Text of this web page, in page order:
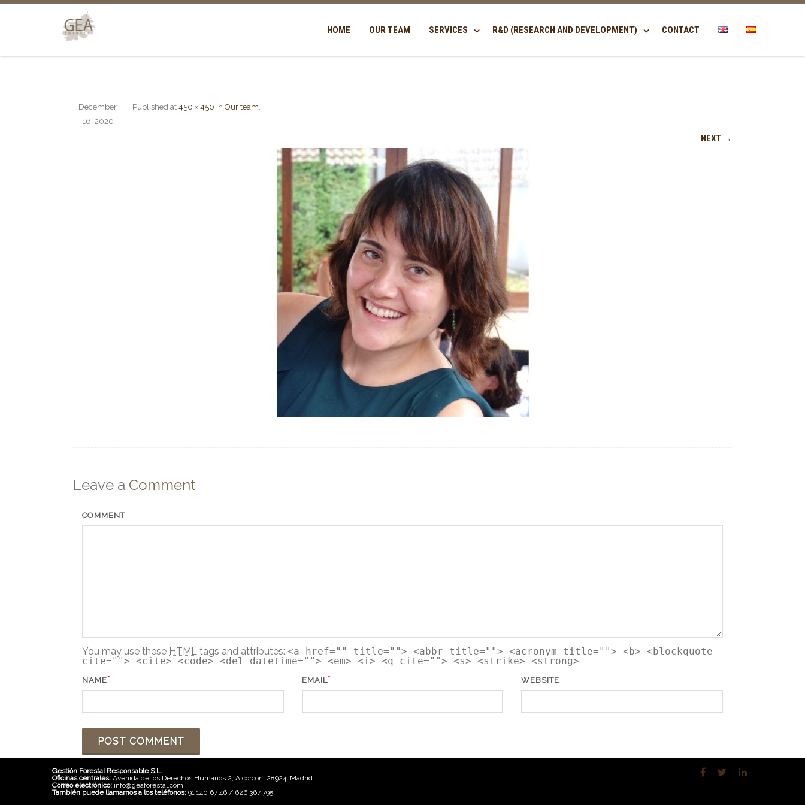
HOME OUR TEAM SERVICES R&D (RESEARCH AND DEVELOPMENT) CONTACT
Published
December
16, 2020
at 450 × 450 in Our team.
NEXT →
Leave a Comment
COMMENT
You may use these HTML tags and attributes: <a href="" title=""> <abbr title=""> <acronym title=""> <b> <blockquote
cite=""> <cite> <code> <del datetime=""> <em> <i> <q cite=""> <s> <strike> <strong>
NAME* EMAIL* WEBSITE
Gestión Forestal Responsable S.L.
Oficinas centrales: Avenida de los Derechos Humanos 2, Alcorcón, 28924, Madrid
Correo electrónico: info@geaforestal.com
También puede llamarnos a los teléfonos: 91 140 67 46 / 626 367 795